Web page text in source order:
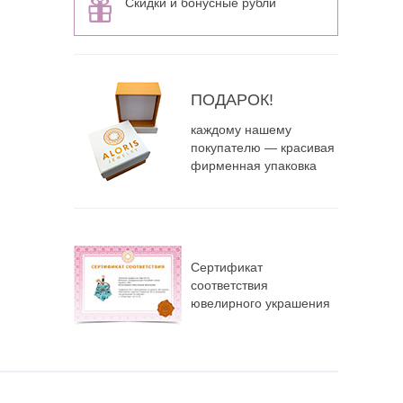
ПОДАРОК!
каждому нашему
покупателю — красивая
фирменная упаковка
Сертификат
соответствия
ювелирного украшения